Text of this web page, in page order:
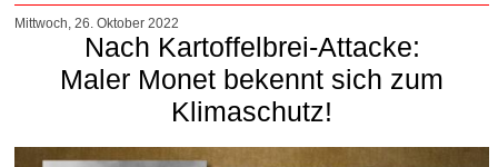
Mittwoch, 26. Oktober 2022
Nach Kartoffelbrei-Attacke:
Maler Monet bekennt sich zum
Klimaschutz!